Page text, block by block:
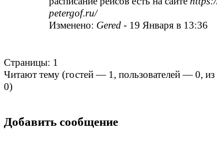
petergof.ru/
Изменено: Gered - 19 Января в 13:36
Страницы: 1
Читают тему (гостей — 1, пользователей —0,
0)
Добавить сообщение